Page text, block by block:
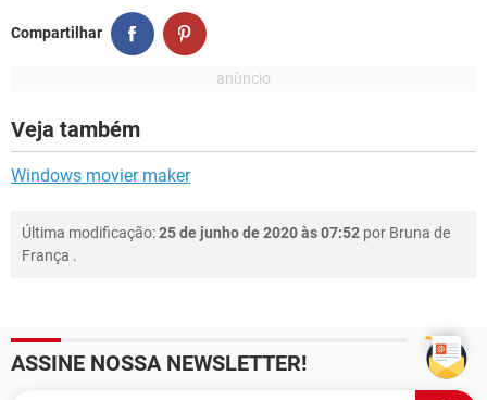
Compartilhar
Veja também
Windows movier maker
Última modificação:25 de junho de 2020 às 07:52 por Bruna de
França .
ASSINE NOSSA NEWSLETTER!